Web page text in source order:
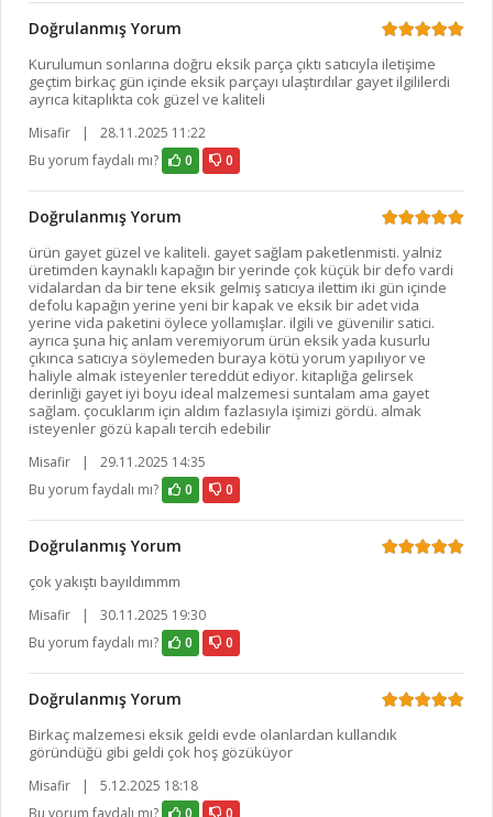
Doğrulanmış Yorum
Kurulumun sonlarına doğru eksik parça çıktı satıcıyla iletişime
geçtim birkaç gün içinde eksik parçayı ulaştırdılar gayet ilgililerdi
ayrıca kitaplıkta cok güzel ve kaliteli
Misafir |
28.11.2025 11:22
Bu yorum faydalı mı?
0 0
Doğrulanmış Yorum
ürün gayet güzel ve kaliteli. gayet sağlam paketlenmisti. yalniz
üretimden kaynaklı kapağın bir yerinde çok küçük bir defo vardi
vidalardan da bir tene eksik gelmiş satıcıya ilettim iki gün içinde
defolu kapağın yerine yeni bir kapak ve eksik bir adet vida
yerine vida paketini öylece yollamışlar. ilgili ve güvenilir satici.
ayrıca şuna hiç anlam veremiyorum ürün eksik yada kusurlu
çıkınca satıcıya söylemeden buraya kötü yorum yapılıyor ve
haliyle almak isteyenler tereddüt ediyor. kitaplığa gelirsek
derinliği gayet iyi boyu ideal malzemesi suntalam ama gayet
sağlam. çocuklarım için aldım fazlasıyla işimizi gördü. almak
isteyenler gözü kapalı tercih edebilir
Misafir |
29.11.2025 14:35
Bu yorum faydalı mı?
0 0
Doğrulanmış Yorum
çok yakıştı bayıldımmm
Misafir |
30.11.2025 19:30
Bu yorum faydalı mı?
0 0
Doğrulanmış Yorum
Birkaç malzemesi eksik geldi evde olanlardan kullandık
göründüğü gibi geldi çok hoş gözüküyor
Misafir |
5.12.2025 18:18
Bu yorum faydalı mı?
0 0